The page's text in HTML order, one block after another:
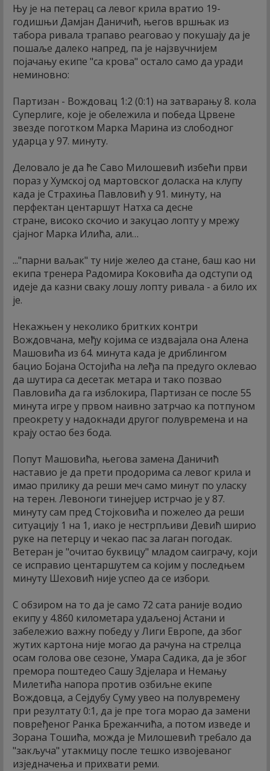
Њу је на петерац са левог крила вратио 19-
годишњи Дамјан Даничић, његов вршњак из
табора ривала трапаво реаговао у покушају да је
пошаље далеко напред, па је најзвучнијем
појачању екипе "са крова" остало само да уради
неминовно:
Партизан - Вождовац 1:2 (0:1) на затварању 8. кола
Суперлиге, које је обележила и победа Црвене
звезде поготком Марка Марина из слободног
ударца у 97. минуту.
Деловало је да ће Саво Милошевић избећи први
пораз у Хумској од мартовског доласка на клупу
када је Страхиња Павловић у 91. минуту, на
перфектан центаршут Натха са десне
стране, високо скочио и закуцао лопту у мрежу
сјајног Марка Илића, али…
..."парни ваљак" ту није желео да стане, баш као ни
екипа тренера Радомира Коковића да одступи од
идеје да казни сваку лошу лопту ривала - а било их
је.
Некажњен у неколико бритких контри
Вождовчана, међу којима се издвајала она Алена
Машовића из 64. минута када је дриблингом
бацио Бојана Остојића на леђа па предуго оклевао
да шутира са десетак метара и тако позвао
Павловића да га изблокира, Партизан се после 55
минута игре у првом наивно затрчао ка потпуном
преокрету у надокнади другог полувремена и на
крају остао без бода.
Попут Машовића, његова замена Даничић
наставио је да прети продорима са левог крила и
имао прилику да реши меч само минут по уласку
на терен. Левоноги тинејџер истрчао је у 87.
минуту сам пред Стојковића и пожелео да реши
ситуацију 1 на 1, иако је нестрпљиви Девић ширио
руке на петерцу и чекао пас за лаган погодак.
Ветеран је "очитао буквицу" младом саиграчу, који
се исправио центаршутем са којим у последњем
минуту Шеховић није успео да се избори.
С обзиром на то да је само 72 сата раније водио
екипу у 4.860 километара удаљеној Астани и
забележио важну победу у Лиги Европе, да због
жутих картона није могао да рачуна на стрелца
осам голова ове сезоне, Умара Садика, да је због
премора поштедео Сашу Здјелара и Немању
Милетића напора против озбиљне екипе
Вождовца, а Сејдубу Суму увео на полувремену
при резултату 0:1, да је пре тога морао да замени
повређеног Ранка Брежанчића, а потом изведе и
Зорана Тошића, можда је Милошевић требало да
"закључа" утакмицу после тешко извојеваног
изједначења и прихвати реми.